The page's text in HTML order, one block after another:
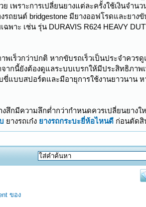
เพราะการเปลี่ยนยางแต่ละครั้งใช้เงินจำน
ถยนต์ bridgestone มียางออฟโรดและยาง
พาะ เช่น รุ่น DURAVIS R624 HEAVY
พเร็วกว่าปกติ หากขับรถเร็วเป็นประจำควร
กนี้ยังต้องดูแลระบบเบรกให้มีประสิทธิภาพ
แบบสปอร์ตและมีอายุการใช้งานยาวนาน
สึกมีความลึกต่ำกว่ากำหนดควรเปลี่ยนยางใ
ยางรถเก๋ง ยางรถกระบะยี่ห้อไหนดี ก่อนตัดสิ
ของ